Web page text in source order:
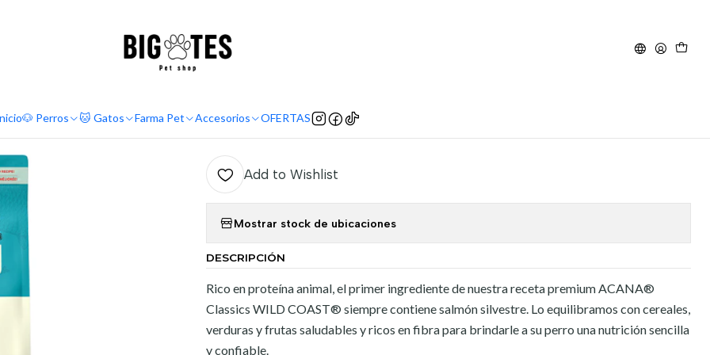
🐶 Perros 🐱 Gatos Farma Pet Accesorios OFERTAS
Ultra Premium Acana Acana Classic Wild Coast 2 Kg.
Acana Classic Wild Coast 2 Kg.
Add to Wishlist
Mostrar stock de ubicaciones
DESCRIPCIÓN
Rico en proteína animal, el primer ingrediente de nuestra receta premium ACANA®
Classics WILD COAST® siempre contiene salmón silvestre. Lo equilibramos con cereales,
verduras y frutas saludables y ricos en fibra para brindarle a su perro una nutrición sencilla
y confiable.